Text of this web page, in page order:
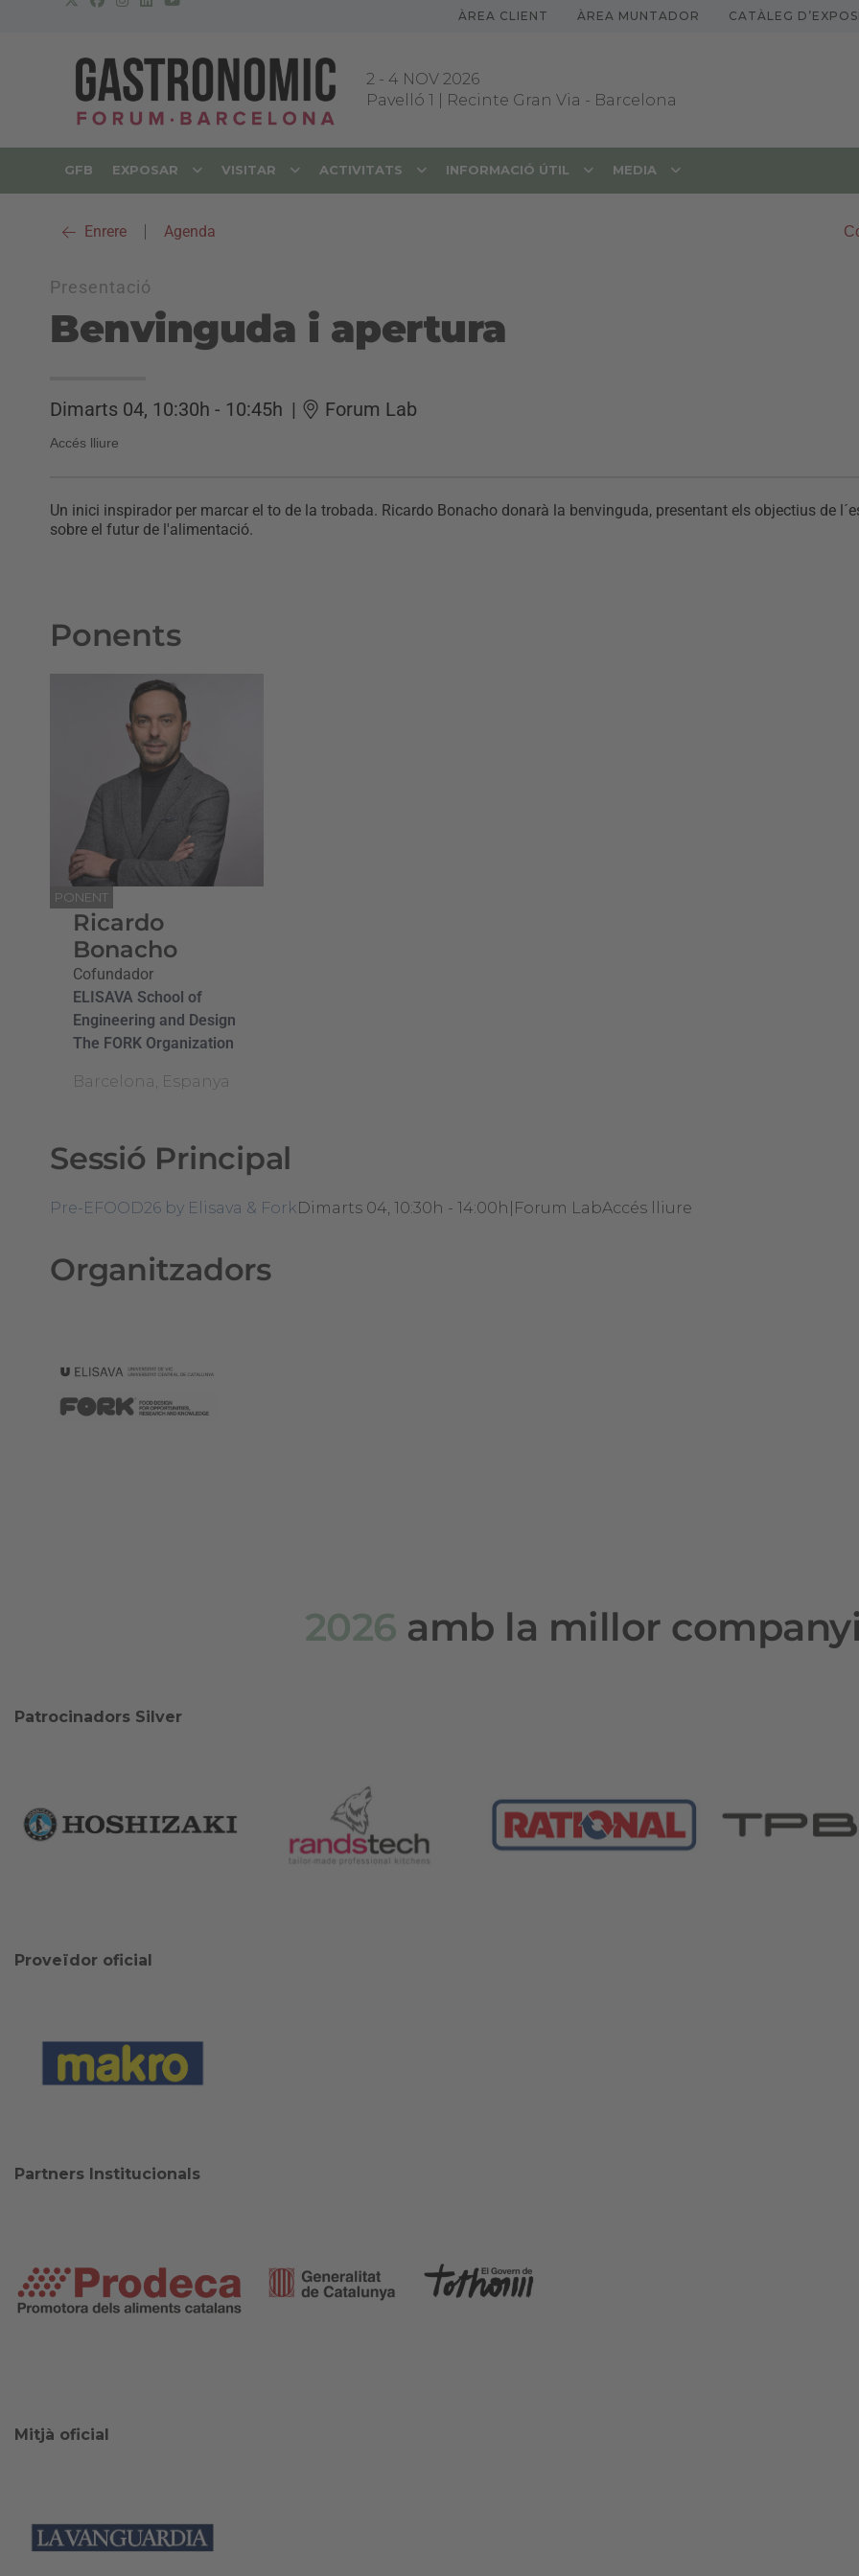
ÀREA CLIENT ÀREA MUNTADOR CATÀLEG
2 - 4 NOV 2026
Pavelló 1 | Recinte Gran Via - Barcelona
GFB EXPOSAR VISITAR ACTIVITATS INFORMACIÓ ÚTIL MEDIA
Enrere Agenda
Presentació
Benvinguda i apertura
Dimarts 04, 10:30h - 10:45h | Forum Lab
Accés lliure
Un inici inspirador per marcar el to de la trobada. Ricardo Bonacho donarà la benvinguda, presentant els objectius de
sobre el futur de l'alimentació.
Ponents
PONENT
Ricardo
Bonacho
Cofundador
ELISAVA School of
Engineering and Design
The FORK Organization
Barcelona, Espanya
Sessió Principal
Pre-EFOOD26 by Elisava & Fork Dimarts 04, 10:30h - 14:00h Forum LabAccés lliure
Organitzadors
2026 amb la millor
Patrocinadors Silver
Proveïdor oficial
Partners Institucionals
Mitjà oficial